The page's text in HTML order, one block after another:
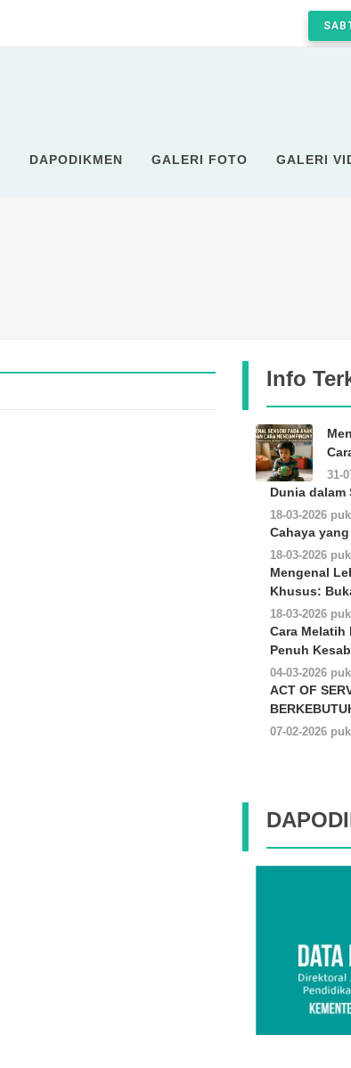
DAPODIKMEN GALERI FOTO GALERI
Info
31-
Dunia dalam
18-03-2026
Cahaya
18-03-2026
Mengenal
Khusus:
18-03-2026
Cara Melatih
Penuh
04-03-2026
ACT OF
07-02-2026